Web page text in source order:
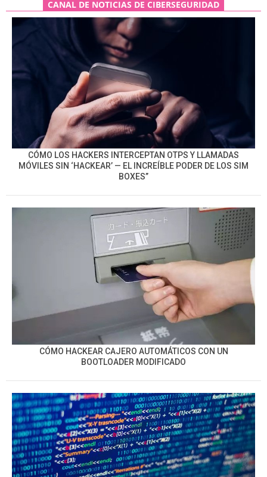
CANAL DE NOTICIAS DE CIBERSEGURIDAD
CÓMO LOS HACKERS INTERCEPTAN OTPS Y LLAMADAS
MÓVILES SIN ‘HACKEAR’ — EL INCREÍBLE PODER DE LOS SIM
BOXES”
CÓMO HACKEAR CAJERO AUTOMÁTICOS CON UN
BOOTLOADER MODIFICADO